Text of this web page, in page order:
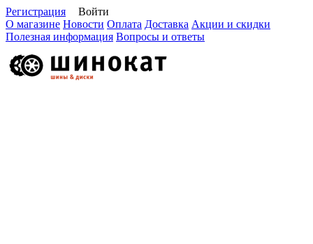
Регистрация
Войти
О магазине Новости Оплата Доставка Акции и скидки
Полезная информация Вопросы и ответы